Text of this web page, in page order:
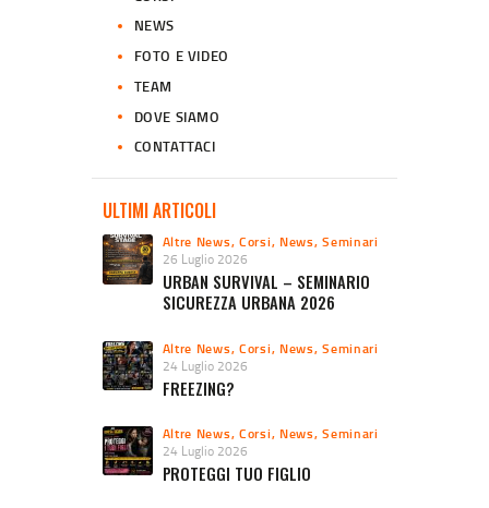
NEWS
FOTO E VIDEO
TEAM
DOVE SIAMO
CONTATTACI
ULTIMI ARTICOLI
Altre News,Corsi, News,Seminari
26 Luglio 2026
URBAN SURVIVAL – SEMINARIO
SICUREZZA URBANA 2026
Altre News,Corsi, News,Seminari
24 Luglio 2026
FREEZING?
Altre News,Corsi, News,Seminari
24 Luglio 2026
PROTEGGI TUO FIGLIO